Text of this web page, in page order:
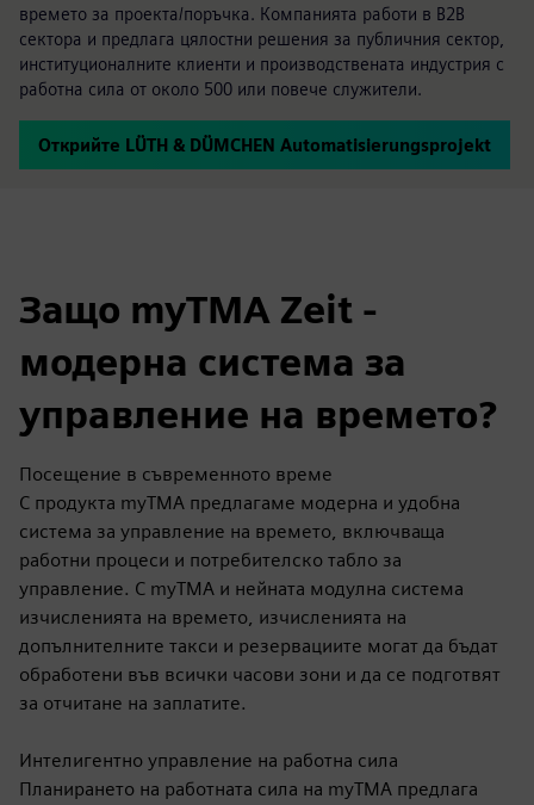
времето за проекта/поръчка. Компанията работи в B2B
сектора и предлага цялостни решения за публичния сектор,
институционалните клиенти и производствената индустрия с
работна сила от около 500 или повече служители.
Открийте LÜTH & DÜMCHEN Automatisierungsprojekt
Защо myTMA Zeit -
модерна система за
управление на времето?
Посещение в съвременното време
С продукта myTMA предлагаме модерна и удобна
система за управление на времето, включваща
работни процеси и потребителско табло за
управление. С myTMA и нейната модулна система
изчисленията на времето, изчисленията на
допълнителните такси и резервациите могат да бъдат
обработени във всички часови зони и да се подготвят
за отчитане на заплатите.
Интелигентно управление на работна сила
Планирането на работната сила на myTMA предлага